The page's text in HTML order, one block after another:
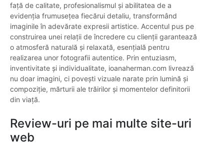
față de calitate, profesionalismul și abilitatea de a
evidenția frumusețea fiecărui detaliu, transformând
imaginile în adevărate expresii artistice. Accentul pus pe
construirea unei relații de încredere cu clienții garantează
o atmosferă naturală și relaxată, esențială pentru
realizarea unor fotografii autentice. Prin entuziasm,
inventivitate și individualitate, ioanaherman.com livrează
nu doar imagini, ci povești vizuale narate prin lumină și
compoziție, mărturii ale trăirilor și momentelor definitorii
din viață.
Review-uri pe mai multe site-uri
web